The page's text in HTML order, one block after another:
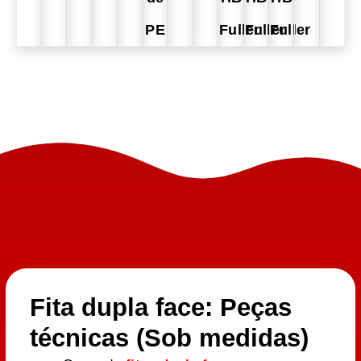
PE
FullerFullerFuller
Fita dupla face: Peças
técnicas (Sob medidas)